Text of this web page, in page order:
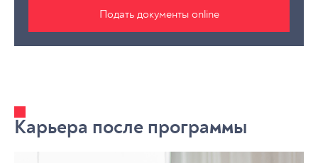
Подать документы online
Карьера после программы